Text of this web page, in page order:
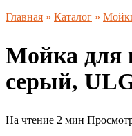
Главная » Каталог »
Мойка для
серый,
На чтение 2 мин